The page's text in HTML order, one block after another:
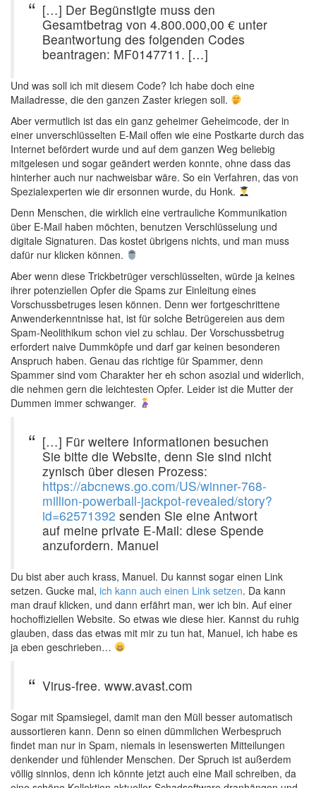
[…] Der Begünstigte muss den
Gesamtbetrag von 4.800.000,00 € unter
Beantwortung des folgenden Codes
beantragen: MF0147711. […]
Und was soll ich mit diesem Code? Ich habe doch eine
Mailadresse, die den ganzen Zaster kriegen soll.
Aber vermutlich ist das ein ganz geheimer Geheimcode, der in
einer unverschlüsselten E-Mail offen wie eine Postkarte durch das
Internet befördert wurde und auf dem ganzen Weg beliebig
mitgelesen und sogar geändert werden konnte, ohne dass das
hinterher auch nur nachweisbar wäre. So ein Verfahren, das von
Spezialexperten wie dir ersonnen wurde, du Honk.
Denn Menschen, die wirklich eine vertrauliche Kommunikation
über E-Mail haben möchten, benutzen Verschlüsselung und
digitale Signaturen. Das kostet übrigens nichts, und man muss
dafür nur klicken können.
Aber wenn diese Trickbetrüger verschlüsselten, würde ja keines
ihrer potenziellen Opfer die Spams zur Einleitung eines
Vorschussbetruges lesen können. Denn wer fortgeschrittene
Anwenderkenntnisse hat, ist für solche Betrügereien aus dem
Spam-Neolithikum schon viel zu schlau. Der Vorschussbetrug
erfordert naive Dummköpfe und darf gar keinen besonderen
Anspruch haben. Genau das richtige für Spammer, denn
Spammer sind vom Charakter her eh schon asozial und widerlich,
die nehmen gern die leichtesten Opfer. Leider ist die Mutter der
Dummen immer schwanger.
[…] Für weitere Informationen besuchen
Sie bitte die Website, denn Sie sind nicht
zynisch über diesen Prozess:
https://abcnews.go.com/US/winner-768-
million-powerball-jackpot-revealed/story?
id=62571392 senden Sie eine Antwort
auf meine private E-Mail: diese Spende
anzufordern. Manuel
Du bist aber auch krass, Manuel. Du kannst sogar einen Link
setzen. Gucke mal, ich kann auch einen Link setzen. Da kann
man drauf klicken, und dann erfährt man, wer ich bin. Auf einer
hochoffiziellen Website. So etwas wie diese hier. Kannst du ruhig
glauben, dass das etwas mit mir zu tun hat, Manuel, ich habe es
ja eben geschrieben…
Virus-free. www.avast.com
Sogar mit Spamsiegel, damit man den Müll besser automatisch
aussortieren kann. Denn so einen dümmlichen Werbespruch
findet man nur in Spam, niemals in lesenswerten Mitteilungen
denkender und fühlender Menschen. Der Spruch ist außerdem
völlig sinnlos, denn ich könnte jetzt auch eine Mail schreiben, da